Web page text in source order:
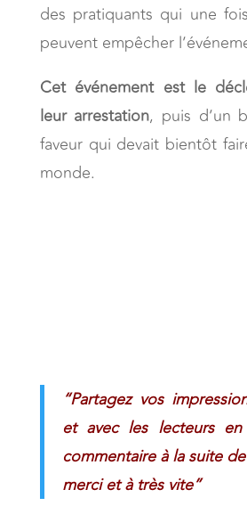
des pratiquants qui une
peuvent empêcher
Cet événement est le
leur arrestation, puis d’un
faveur qui devait bientôt
monde.
“Partagez vos
et avec les lecteurs
commentaire à la suite
merci et à très vite”